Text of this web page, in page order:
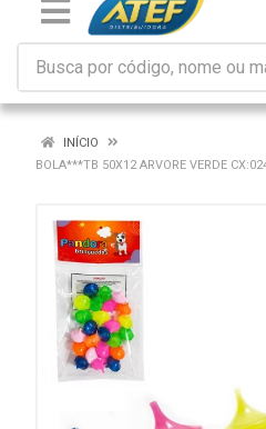
INÍCIO
BOLA***TB 50X12 ARVORE VERDE